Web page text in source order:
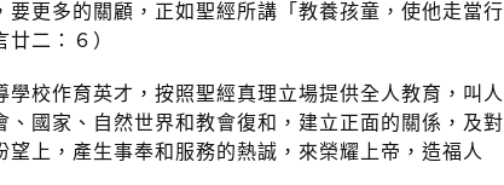
更多的關顧，正如聖經所講「教養孩童，使他走當行
二：６）
校作育英才，按照聖經真理立場提供全人教育，叫人
國家、自然世界和教會復和，建立正面的關係，及對
上，產生事奉和服務的熱誠，來榮耀上帝，造福人